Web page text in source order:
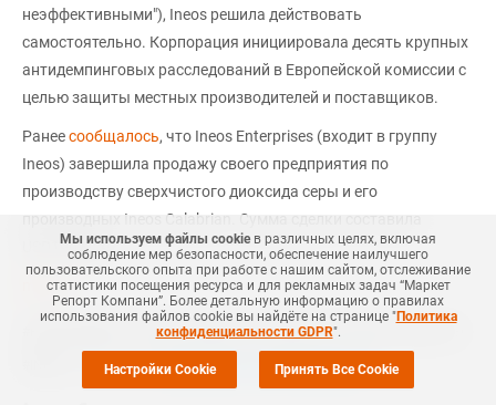
неэффективными"), Ineos решила действовать
самостоятельно. Корпорация инициировала десять крупных
антидемпинговых расследований в Европейской комиссии с
целью защиты местных производителей и поставщиков.
Ранеесообщалось, что Ineos Enterprises (входит в группу
Ineos) завершила продажу своего предприятия по
производству сверхчистого диоксида серы и его
производных Ineos Calabrian. Сумма сделки составила
USD190 млн.
mrc.ru
КИТАЙ #ЕВРОПА #НОВОСТЬ #
Еще3 +Добавить все теги в фильтр
Мы используем файлы cookieв различных целях, включая
соблюдение мер безопасности, обеспечение наилучшего
пользовательского опыта при работе с нашим сайтом, отслеживание
статистики посещения ресурса и для рекламных задач “Маркет
Репорт Компани”. Более детальную информацию о правилах
использования файлов cookie вы найдёте на странице "Политика
конфиденциальности GDPR".
Настройки Cookie Принять Все Cookie